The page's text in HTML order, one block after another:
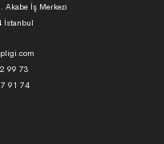
Akabe İş Merkezi
99 73
91 74